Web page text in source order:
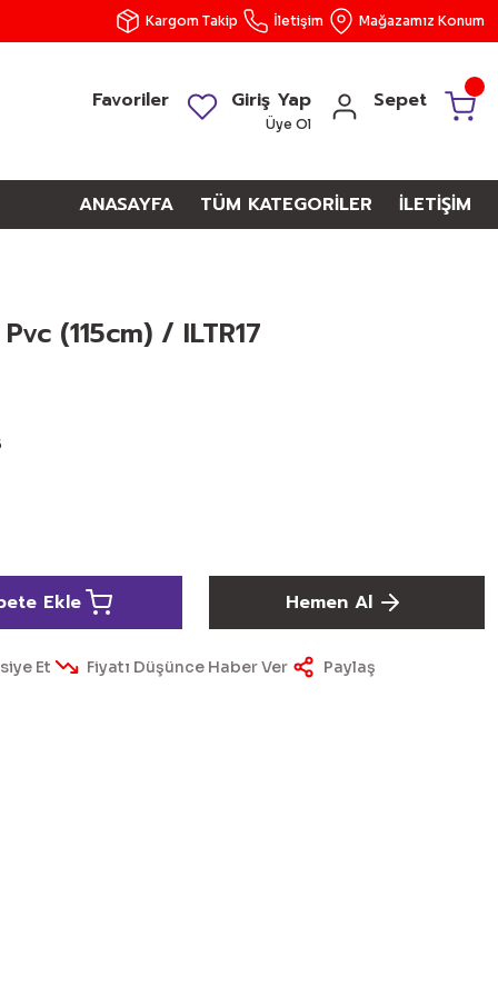
Kargom Takip İletişim Mağazamız Konum
Favoriler Giriş Yap
Üye Ol
Sepet
ANASAYFA TÜM KATEGORİLER İLETİŞİM
(115cm) / ILTR17
Ekle Hemen Al
Et Fiyatı Düşünce Haber Ver Paylaş